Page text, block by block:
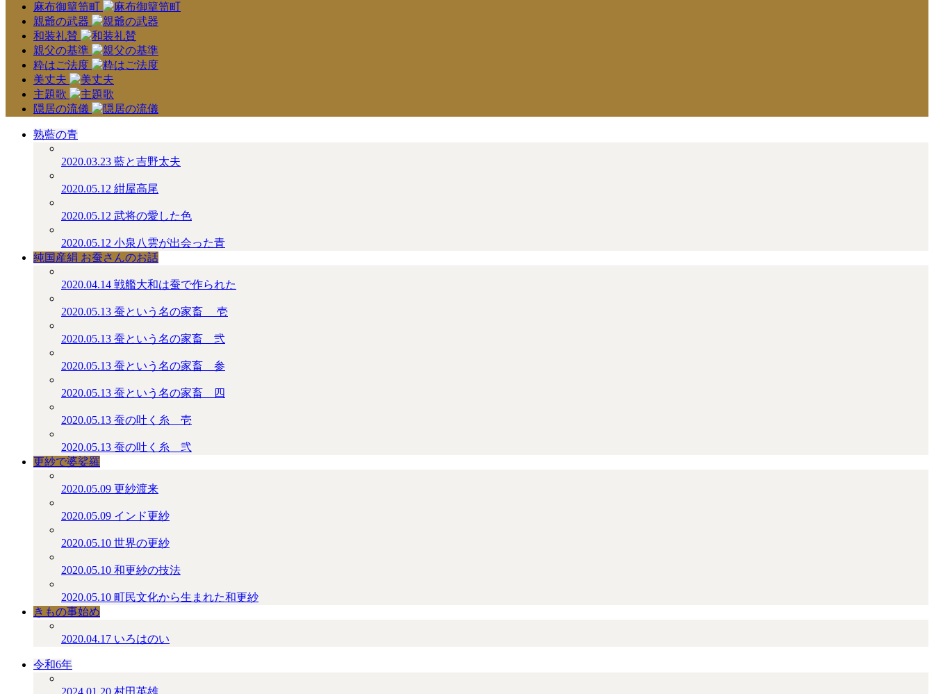
麻布御簞笥町
親爺の武器
和装礼賛
親父の基準
粋はご法度
美丈夫
主題歌
隠居の流儀
熟藍の青
2020.03.23 藍と吉野太夫
2020.05.12 紺屋高尾
2020.05.12 武将の愛した色
2020.05.12 小泉八雲が出会った青
純国産絹 お蚕さんのお話
2020.04.14 戦艦大和は蚕で作られた
2020.05.13 蚕という名の家畜 ＿壱
2020.05.13 蚕という名の家畜＿弐
2020.05.13 蚕という名の家畜＿参
2020.05.13 蚕という名の家畜＿四
2020.05.13 蚕の吐く糸＿壱
2020.05.13 蚕の吐く糸＿弐
更紗で婆娑羅
2020.05.09 更紗渡来
2020.05.09 インド更紗
2020.05.10 世界の更紗
2020.05.10 和更紗の技法
2020.05.10 町民文化から生まれた和更紗
きもの事始め
2020.04.17 いろはのい
令和6年
2024.01.20 村田英雄